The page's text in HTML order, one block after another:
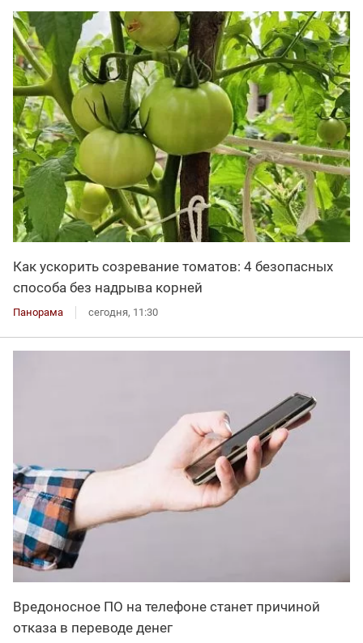
Как ускорить созревание томатов: 4 безопасных
способа без надрыва корней
Панорама сегодня, 11:30
Вредоносное ПО на телефоне станет причиной
отказа в переводе денег